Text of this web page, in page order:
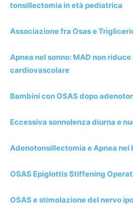
tonsillectomia in età pediatrica
Associazione fra Osas e
Apnea nel sonno: MAD non
cardiovascolare
Bambini con OSAS dopo
Eccessiva sonnolenza diurna e
Adenotonsillectomia e Apnea nei
OSAS Epiglottis Stiffening
OSAS e stimolazione del nervo